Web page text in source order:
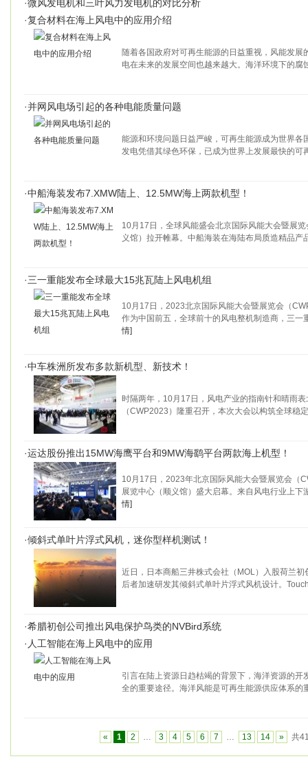
·微风发电机和三叶风力发电机的对比分析
·复合材料在海上风电中的应用介绍
随着各国政府对可再生能源的日益重视，风能发展
电在未来的发展空间也越来越大。海洋环境下的腐
·并网风电场引起的各种电能质量问题
能源和环境问题日益严峻，可再生能源成为世界各
发电凭借其绿色环保，已成为世界上发展最快的可
·中船海装发布7.XMW陆上、12.5MW海上两款机型！
10月17日，全球风能盛会北京国际风能大会暨展
义馆）拉开帷幕。中船海装在海陆布局质造精品产
·三一重能发布全球最大15兆瓦陆上风电机组
10月17日，2023北京国际风能大会暨展览会（
作为中国前五，全球前十的风电整机制造商，三一
情]
·中车株洲所发布多款新机型、新技术！
时隔两年，10月17日，风电产业的指南针和晴雨
（CWP2023）隆重召开，本次大会以构筑全球稳
·运达股份推出15MW海鹰平台和9MW海鹞平台两款海上机型！
10月17日，2023年北京国际风能大会暨展览会（
展览中心（顺义馆）盛大启幕。来自风电行业上下
情]
·倾斜式单叶片浮式风机，迷你型样机测试！
近日，日本商船三井株式会社（MOL）入股荷兰
后者加速研发其倾斜式单叶片浮式风机设计。
·希腊初创公司推出风电保护鸟类的NVBird系统
· 人工智能在海上风电中的应用
引言在陆上资源日趋枯竭的背景下，海洋资源的开
全的重要途径。海洋风能是可再生能源供应体系的
« 1 2 … 3 4 5 6 7 … 13 14 » 共